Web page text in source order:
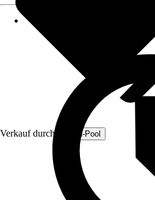
Verkauf durch: Fresh-Pool